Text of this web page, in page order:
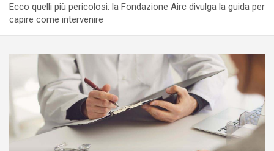
Ecco quelli più pericolosi: la Fondazione Airc divulga la guida per
capire come intervenire